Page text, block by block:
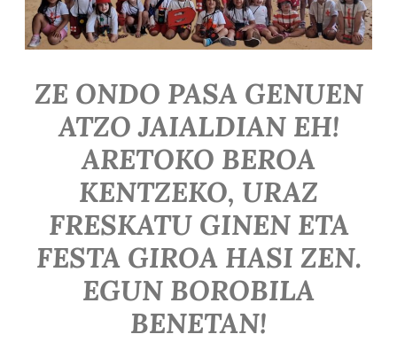
ZE ONDO PASA GENUEN
ATZO JAIALDIAN EH!
ARETOKO BEROA
KENTZEKO, URAZ
FRESKATU GINEN ETA
FESTA GIROA HASI ZEN.
EGUN BOROBILA
BENETAN!